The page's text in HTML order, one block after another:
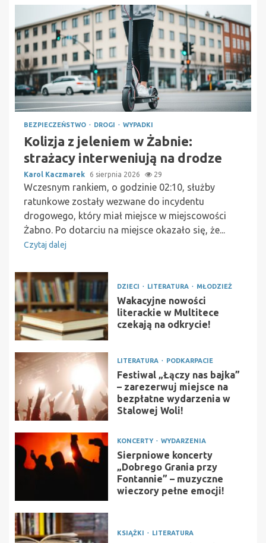
BEZPIECZEŃSTWO DROGI WYPADKI
Kolizja z jeleniem w Żabnie:
strażacy interweniują na drodze
Karol Kaczmarek 6 sierpnia 2026 29
Wczesnym rankiem, o godzinie 02:10, służby
ratunkowe zostały wezwane do incydentu
drogowego, który miał miejsce w miejscowości
Żabno. Po dotarciu na miejsce okazało się, że...
Czytaj dalej
DZIECI LITERATURA MŁODZIEŻ
Wakacyjne nowości
literackie w Multitece
czekają na odkrycie!
LITERATURA PODKARPACIE
Festiwal „Łączy nas bajka”
– zarezerwuj miejsce na
bezpłatne wydarzenia w
Stalowej Woli!
KONCERTY WYDARZENIA
Sierpniowe koncerty
„Dobrego Grania przy
Fontannie” – muzyczne
wieczory pełne emocji!
KSIĄŻKI LITERATURA